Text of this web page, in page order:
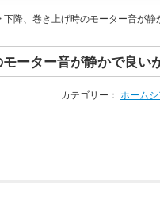
下降、巻き上げ時のモーター音が
ーター音が静かで良い
カテゴリー： ホーム